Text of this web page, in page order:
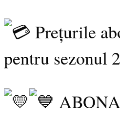
Prețurile
pentru sezonul